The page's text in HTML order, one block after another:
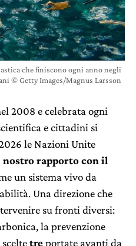
che finiscono ogni anno negli
© Getty Images/Magnus Larsson
2008 e celebrata ogni
e cittadini si
le Nazioni Unite
rapporto con il
un sistema vivo da
Una direzione che
su fronti diversi:
la prevenzione
treportate avanti da